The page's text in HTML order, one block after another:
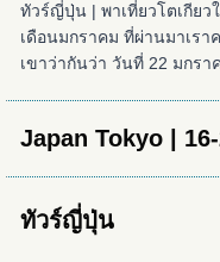
ทัวร์ญี่ปุ่น | พาเที่ยวโตเกีย
เดือนมกราคม ที่ผ่านมาเรา
เขาว่ากันว่า วันที่ 22 มกรา
Japan Tokyo |
ทัวร์ญี่ปุ่น